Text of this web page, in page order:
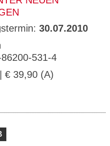
30.07.2010
531-4
| € 39,90 (A)